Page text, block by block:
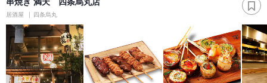
居酒屋 四条烏丸